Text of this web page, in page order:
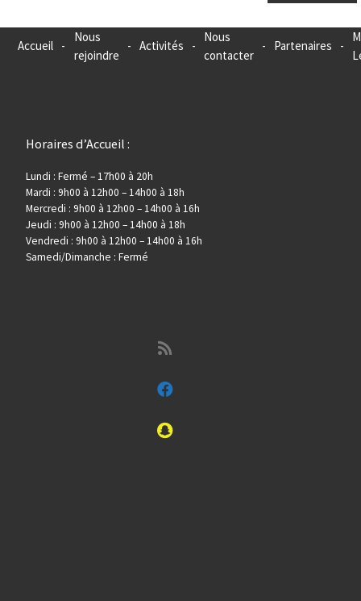
Accueil -
Nous
rejoindre
- Activités -
Nous
contacter
- Partenaires -
Horaires d’Accueil :
Lundi : Fermé – 17h00 à 20h
Mardi : 9h00 à 12h00 – 14h00 à 18h
Mercredi : 9h00 à 12h00 – 14h00 à 16h
Jeudi : 9h00 à 12h00 – 14h00 à 18h
Vendredi : 9h00 à 12h00 – 14h00 à 16h
Samedi/Dimanche : Fermé